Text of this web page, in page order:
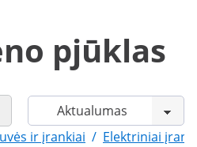
pjūklas
ir įrankiai / Elektriniai